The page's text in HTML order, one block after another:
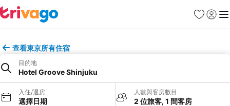
收藏夾
登入 選
查看東京所有住宿
目的地
Hotel Groove Shinjuku
入住/退房
選擇日期
人數與客房數目
2 位旅客, 1 間客房